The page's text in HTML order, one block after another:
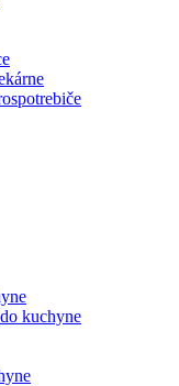
kuchyne